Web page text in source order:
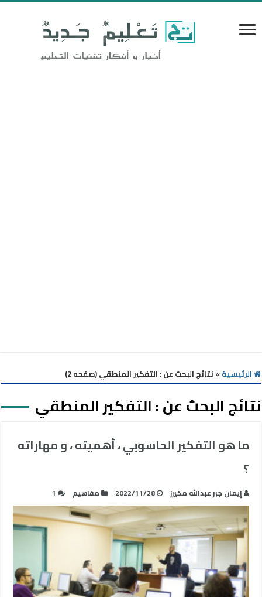
الرئيسية» نتائج البحث عن : التفكير المنطقي (صفحه 2)
نتائج البحث عن :التفكير المنطقي
ما هو التفكير الحاسوبي ، أهميته ، و مهاراته
؟
إيمان جبر عبدالله مخيرز 2022/11/28 مفاهيم 1